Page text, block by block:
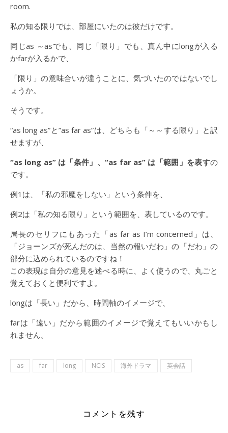
room.
私の知る限りでは、部屋にいたのは彼だけです。
同じas ～asでも、同じ「限り」でも、真ん中にlongが入る
かfarが入るかで、
「限り」の意味合いが違うことに、気づいたのではないでし
ょうか。
そうです。
“as long as”と”as far as”は、どちらも「～～する限り」と訳
せますが、
“as long as” は「条件」、“as far as” は「範囲」を表すの
です。
例1は、「私の邪魔をしない」という条件を、
例2は「私の知る限り」という範囲を、表しているのです。
局長のセリフにもあった「as far as I’m concerned」は、
「ジョーンズが死んだのは、当然の報いだわ」の「だわ」の
部分に込められているのですね！
この表現は自分の意見を述べる時に、よく使うので、丸ごと
覚えておくと便利ですよ。
longは「長い」だから、時間軸のイメージで、
farは「遠い」だから範囲のイメージで覚えてもいいかもし
れません。
as far long NCIS 海外ドラマ 英会話
コメントを残す